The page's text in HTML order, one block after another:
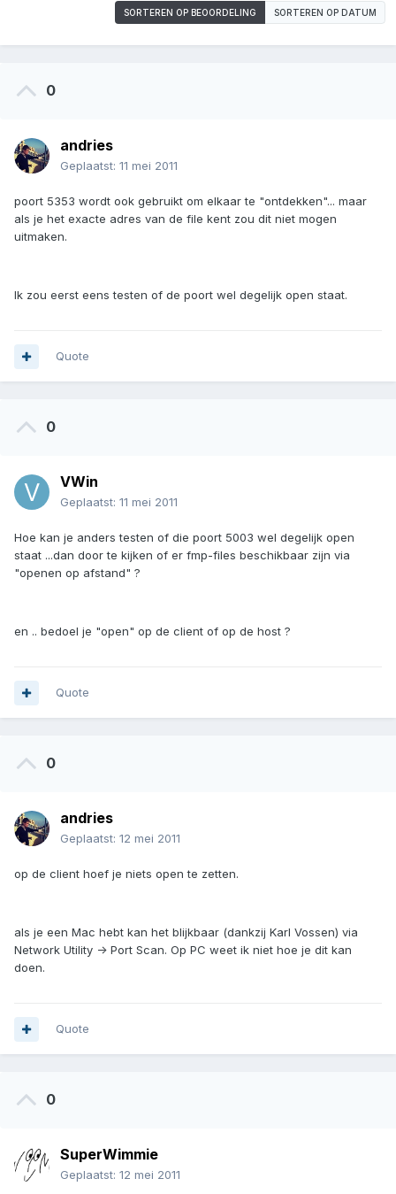
SORTEREN OP BEOORDELING SORTEREN OP DATUM
0
andries
Geplaatst: 11 mei 2011
poort 5353 wordt ook gebruikt om elkaar te "ontdekken"... maar
als je het exacte adres van de file kent zou dit niet mogen
uitmaken.
Ik zou eerst eens testen of de poort wel degelijk open staat.
Quote
0
VWin
Geplaatst: 11 mei 2011
Hoe kan je anders testen of die poort 5003 wel degelijk open
staat ...dan door te kijken of er fmp-files beschikbaar zijn via
"openen op afstand" ?
en .. bedoel je "open" op de client of op de host ?
Quote
0
andries
Geplaatst: 12 mei 2011
op de client hoef je niets open te zetten.
als je een Mac hebt kan het blijkbaar (dankzij Karl Vossen) via
Network Utility -> Port Scan. Op PC weet ik niet hoe je dit kan
doen.
Quote
0
SuperWimmie
Geplaatst: 12 mei 2011